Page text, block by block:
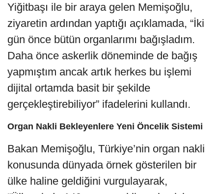
Yiğitbaşı ile bir araya gelen Memişoğlu,
ziyaretin ardından yaptığı açıklamada, “İki
gün önce bütün organlarımı bağışladım.
Daha önce askerlik döneminde de bağış
yapmıştım ancak artık herkes bu işlemi
dijital ortamda basit bir şekilde
gerçekleştirebiliyor” ifadelerini kullandı.
Organ Nakli Bekleyenlere Yeni Öncelik Sistemi
Bakan Memişoğlu, Türkiye’nin organ nakli
konusunda dünyada örnek gösterilen bir
ülke haline geldiğini vurgulayarak,